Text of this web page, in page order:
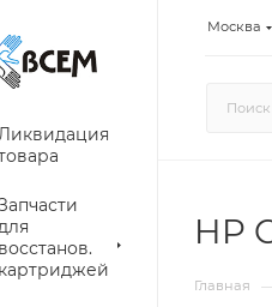
Москва
восстанов.
картриджей
HP
Главная